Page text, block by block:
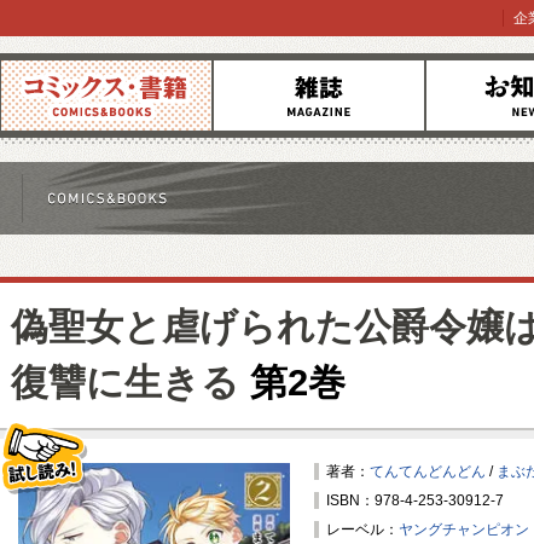
コミックス 雑誌 お知らせ
企
偽聖女と虐げられた公爵令嬢
復讐に生きる 第2巻
著者： てんてんどんどん / まぶ
ISBN：978-4-253-30912-7
レーベル： ヤングチャンピオン
試し読み！